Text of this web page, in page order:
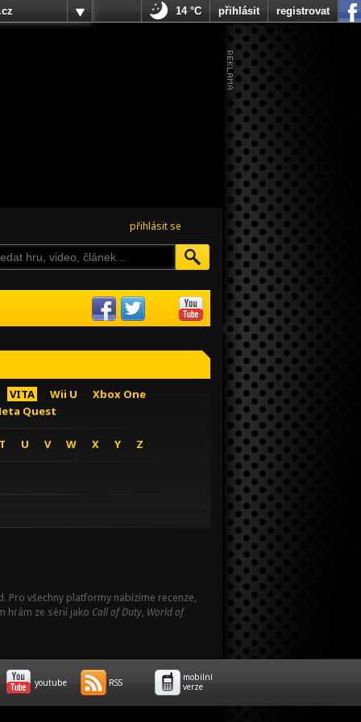
přihlásit se
VITA Wii U
Xbox One
Quest
U V W X Y Z
Pro všechny platformy nabízíme recenze,
hrám ze sérií jako Call of Duty, World of
14 °C přihlásit registrovat
youtube RSS
mobilní
verze